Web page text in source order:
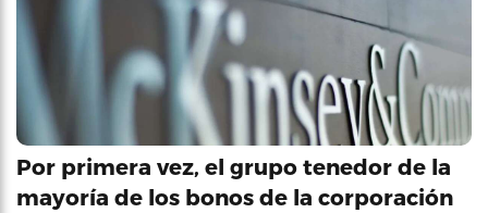
Por primera vez, el grupo tenedor de la
mayoría de los bonos de la corporación